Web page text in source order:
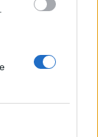
άποψη
καλά
που